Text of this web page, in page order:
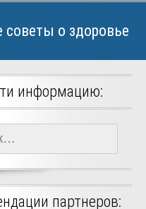
о здоровье
информацию:
партнеров: